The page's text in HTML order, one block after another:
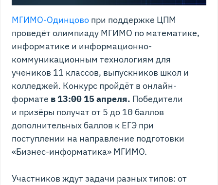
МГИМО-Одинцово при поддержке ЦПМ
проведёт олимпиаду МГИМО по математике,
информатике и информационно-
коммуникационным технологиям для
учеников 11 классов, выпускников школ и
колледжей. Конкурс пройдёт в онлайн-
формате в 13:00 15 апреля. Победители
и призёры получат от 5 до 10 баллов
дополнительных баллов к ЕГЭ при
поступлении на направление подготовки
«Бизнес-информатика» МГИМО.
Участников ждут задачи разных типов: от